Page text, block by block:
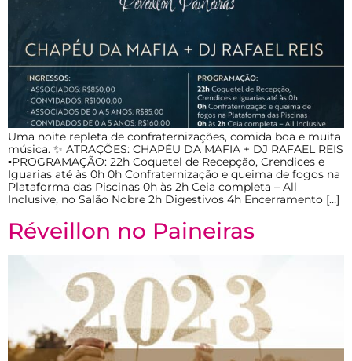
Uma noite repleta de confraternizações, comida boa e muita
música. ✨ ATRAÇÕES: CHAPÉU DA MAFIA + DJ RAFAEL REIS
▫️PROGRAMAÇÃO: 22h Coquetel de Recepção, Crendices e
Iguarias até às 0h 0h Confraternização e queima de fogos na
Plataforma das Piscinas 0h às 2h Ceia completa – All
Inclusive, no Salão Nobre 2h Digestivos 4h Encerramento […]
Réveillon no Paineiras